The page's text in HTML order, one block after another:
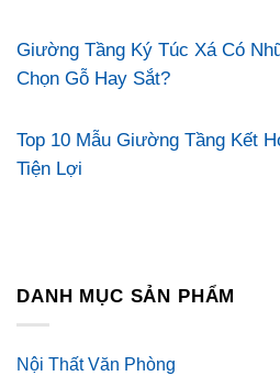
Giường Tầng Ký Túc Xá Có
Chọn Gỗ Hay Sắt?
Top 10 Mẫu Giường Tầng Kết
Tiện Lợi
DANH MỤC SẢN PHẨM
Nội Thất Văn Phòng